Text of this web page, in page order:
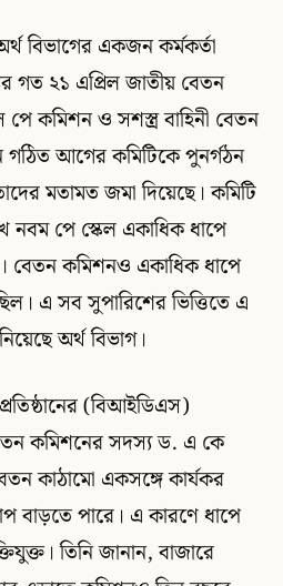
বিভাগের একজন কর্মকর্তা
গত ২১ এপ্রিল জাতীয় বেতন
কমিশন ও সশস্ত্র বাহিনী বেতন
গঠিত আগের কমিটিকে পুনর্গঠন
মতামত জমা দিয়েছে। কমিটি
নবম পে স্কেল একাধিক ধাপে
বেতন কমিশনও একাধিক ধাপে
এ সব সুপারিশের ভিত্তিতে এ
অর্থ বিভাগ।
(বিআইডিএস)
কমিশনের সদস্য ড. এ কে
কাঠামো একসঙ্গে কার্যকর
বাড়তে পারে। এ কারণে ধাপে
তিনি জানান, বাজারে